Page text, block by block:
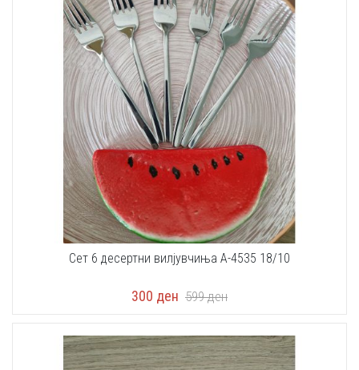
Сет 6 десертни вилјувчиња A-4535 18/10
300 ден 599ден